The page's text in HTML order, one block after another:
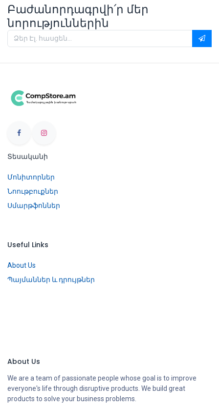
Բաժանորդագրվի՛ր մեր
նորություններին
Տեսականի
Մոնիտորներ
Նոութբուքներ
Սմարթֆոններ
Useful Links
About Us
Պայմաններ և դրույթներ
About Us
We are a team of passionate people whose goal is to improve
everyone's life through disruptive products. We build great
products to solve your business problems.